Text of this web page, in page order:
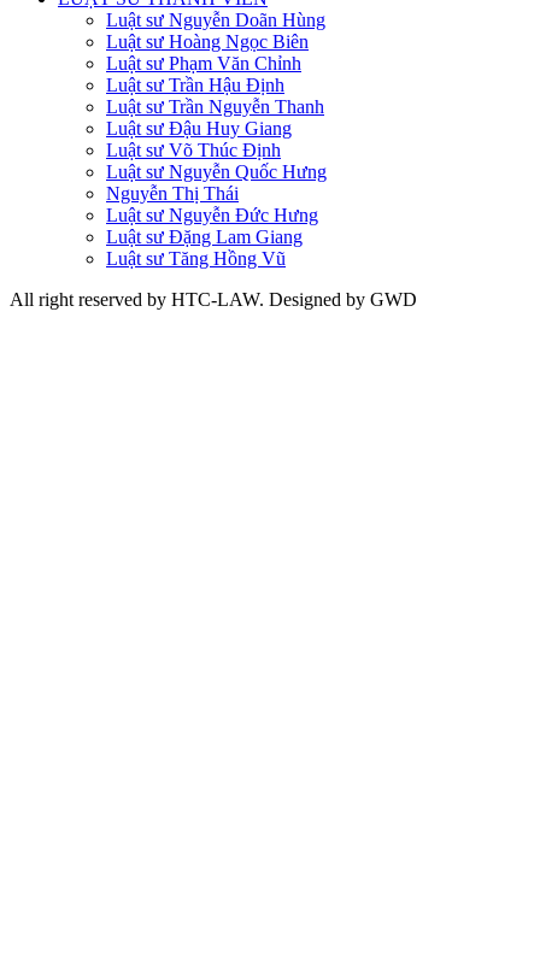
Luật sư Nguyễn Doãn Hùng
Luật sư Hoàng Ngọc Biên
Luật sư Phạm Văn Chỉnh
Luật sư Trần Hậu Định
Luật sư Trần Nguyễn Thanh
Luật sư Đậu Huy Giang
Luật sư Võ Thúc Định
Luật sư Nguyễn Quốc Hưng
Nguyễn Thị Thái
Luật sư Nguyễn Đức Hưng
Luật sư Đặng Lam Giang
Luật sư Tăng Hồng Vũ
All right reserved by HTC-LAW. Designed by GWD